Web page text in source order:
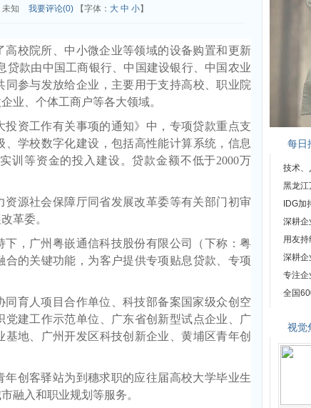
未知 我要评论(0)【字体： 大 中 小】
校院所、中小微企业等领域的设备购置和更新
贷款由中国工商银行、中国建设银行、中国农业
参与发放给企业，主要用于支持高校、职业院
业、个体工商户等各大领域。
资工作有关事项的通知》中，专项贷款重点支
学校数字化建设，包括高性能计算系统，信息
训等资金的投入建设。贷款金额不低于2000万
源社会保障厅同省发展改革委等有关部门初审
革委。
，广州粤嵌通信科技股份有限公司（下称：粤
的关键功能，为客户提供专项贴息贷款、专项
育人项目合作单位、科技部备案国家级众创空
建工作示范单位、广东省创新型试点企业、广
地、广州开发区科技创新企业、黄埔区青年创
创客驿站为到穗求职的应往届高校大学毕业生
融入和职业规划等服务。
每日
技术、
黑龙江
IDG
深耕企
用友
深耕企
专注企
全国
视觉